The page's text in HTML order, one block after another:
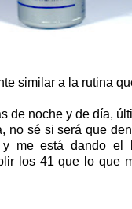
similar a la rutina
de noche y de día,
no sé si será que
me está dando el
los 41 que lo que